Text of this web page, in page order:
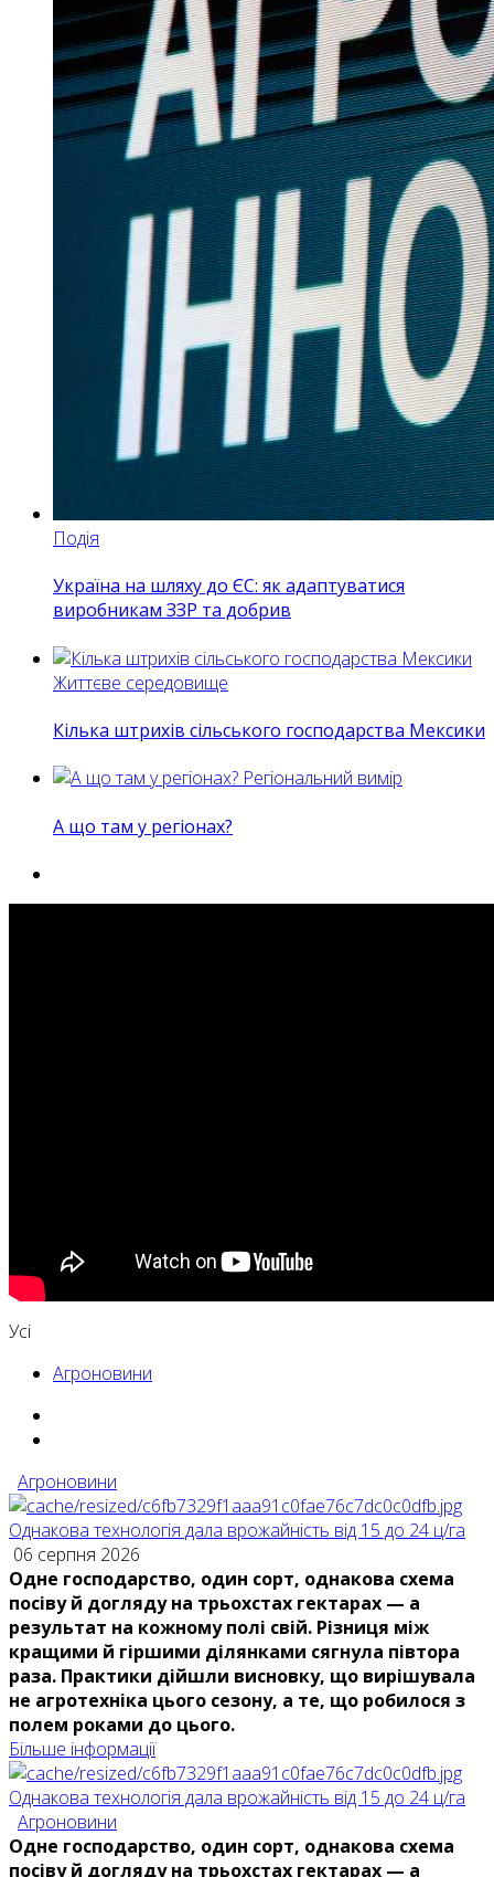
Подія
Україна на шляху до ЄС: як адаптуватися
виробникам ЗЗР та добрив
Життєве середовище
Кілька штрихів сільського господарства Мексики
Регіональний вимір
А що там у регіонах?
Усі
Агроновини
Агроновини
Однакова технологія дала врожайність від 15 до 24 ц/га
06 серпня 2026
Одне господарство, один сорт, однакова схема
посіву й догляду на трьохстах гектарах — а
результат на кожному полі свій. Різниця між
кращими й гіршими ділянками сягнула півтора
раза. Практики дійшли висновку, що вирішувала
не агротехніка цього сезону, а те, що робилося з
полем роками до цього.
Більше інформації
Однакова технологія дала врожайність від 15 до 24 ц/га
Агроновини
Одне господарство, один сорт, однакова схема
посіву й догляду на трьохстах гектарах — а